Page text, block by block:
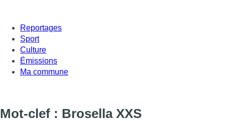
Reportages
Sport
Culture
Émissions
Ma commune
Mot-clef : Brosella XXS